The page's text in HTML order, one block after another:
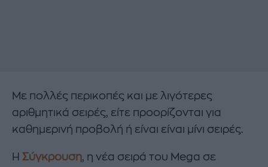
Με πολλές περικοπές και με λιγότερες
αριθμητικά σειρές, είτε προορίζονται για
καθημερινή προβολή ή είναι είναι μίνι σειρές.
Η Σύγκρουση, η νέα σειρά του Mega σε